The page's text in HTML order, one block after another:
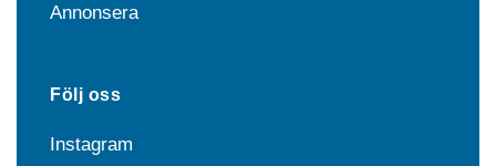
Annonsera
Följ oss
Instagram